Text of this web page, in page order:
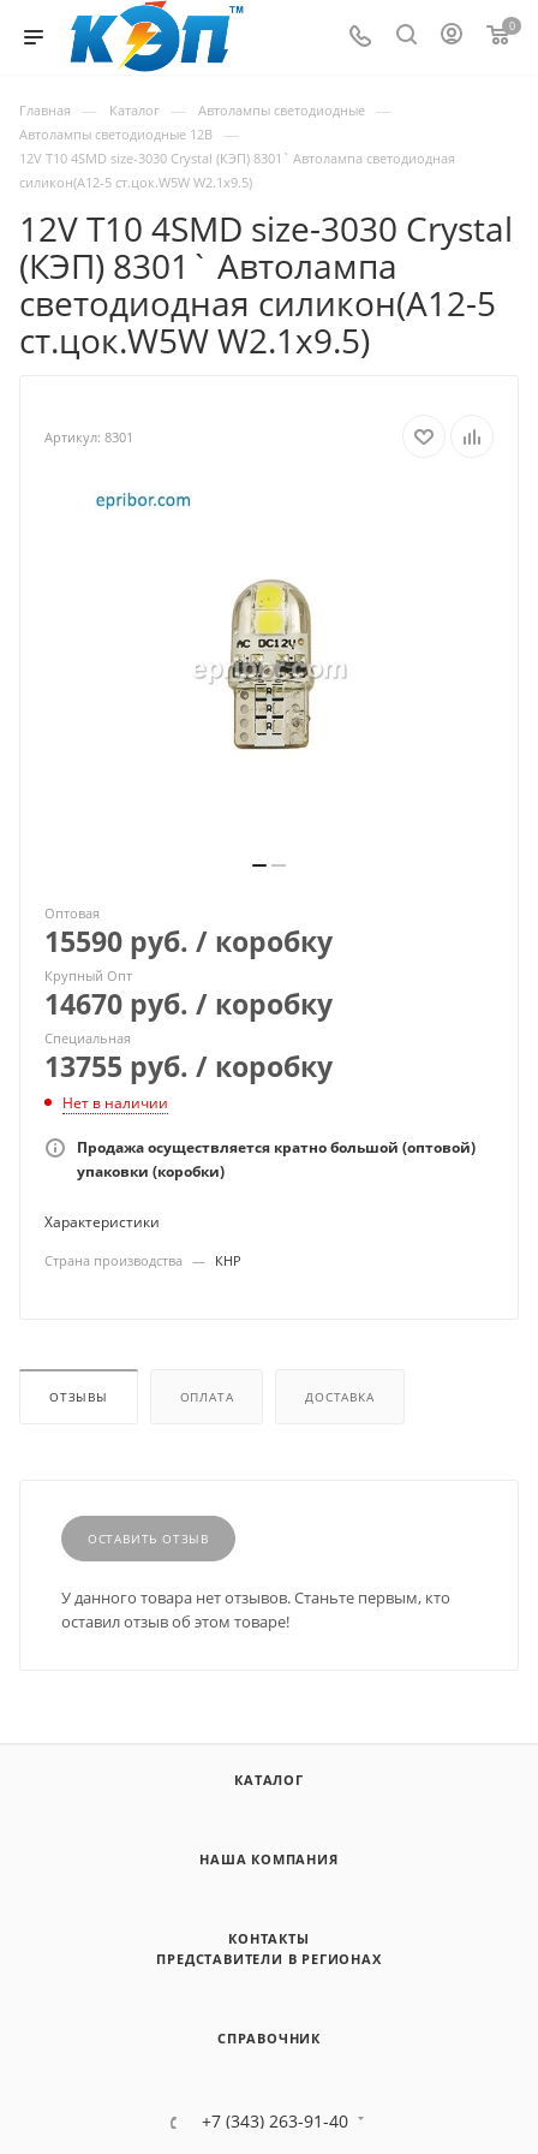
0
Главная — Каталог — Автолампы светодиодные —
Автолампы светодиодные 12В —
12V T10 4SMD size-3030 Crystal (КЭП) 8301` Автолампа светодиодная
силикон(А12-5 ст.цок.W5W W2.1x9.5)
12V T10 4SMD size-3030 Crystal
(КЭП) 8301` Автолампа
светодиодная силикон(А12-5
ст.цок.W5W W2.1x9.5)
Артикул: 8301
Оптовая
15590 руб. / коробку
Крупный Опт
14670 руб. / коробку
Специальная
13755 руб. / коробку
Нет в наличии
Продажа осуществляется кратно большой (оптовой)
упаковки (коробки)
Характеристики
Страна производства — КНР
ОТЗЫВЫ ОПЛАТА ДОСТАВКА
ОСТАВИТЬ ОТЗЫВ
У данного товара нет отзывов. Станьте первым, кто
оставил отзыв об этом товаре!
КАТАЛОГ
НАША КОМПАНИЯ
КОНТАКТЫ
ПРЕДСТАВИТЕЛИ В РЕГИОНАХ
СПРАВОЧНИК
+7 (343) 263-91-40